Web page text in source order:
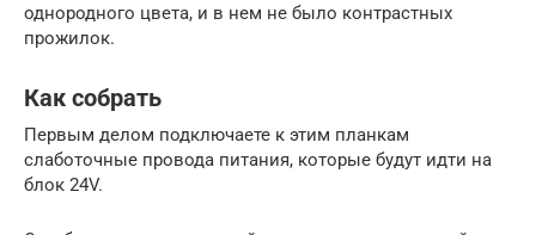
однородного цвета, и в нем не было контрастных
прожилок.
Как собрать
Первым делом подключаете к этим планкам
слаботочные провода питания, которые будут идти на
блок 24V.